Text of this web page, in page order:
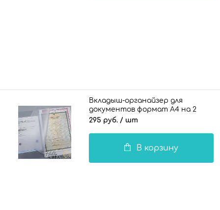
Вкладыш-органайзер для
документов формат А4 на 2
комплекта документов / 100 мкн.
295 руб. / шт
В корзину